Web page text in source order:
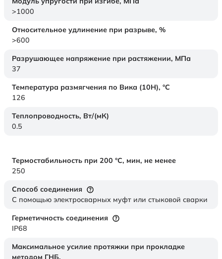
>1000
Относительное удлинение при разрыве, %
>600
Разрушающее напряжение при растяжении, МПа
37
Температура размягчения по Вика (10Н), °C
126
Теплопроводность, Вт/(мК)
0.5
Термостабильность при 200 °С, мин, не менее
250
Способ соединения
С помощью электросварных муфт или стыковой сварки
Герметичность соединения
IP68
Максимальное усилие протяжки при прокладке